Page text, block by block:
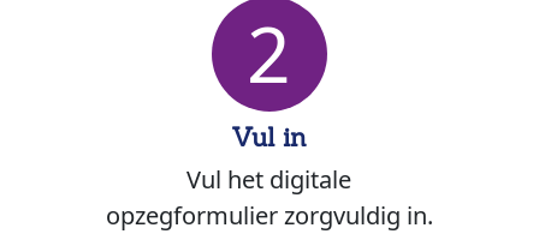
2
Vul in
Vul het digitale
opzegformulier zorgvuldig in.